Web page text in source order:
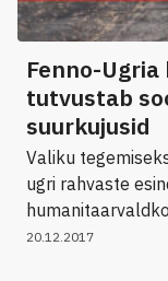
Fenno-
tutvustab
suurkujusid
Valiku
ugri rahvaste
20.12.2017